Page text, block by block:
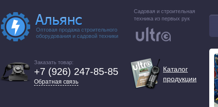
Оптовая продажа строительного
оборудования и садовой техники
Садовая и строительная
техника из первых рук
Заказать товар:
+7 (926) 247-85-85
Обратная связь
Каталог
продукции